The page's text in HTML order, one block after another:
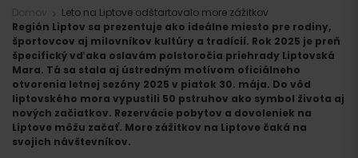
Leto na Liptove odštartovalo more zážitkov
Región Liptov sa prezentuje ako ideálne miesto pre rodiny,
športovcov aj milovníkov kultúry a tradícií. Rok 2025 je preň
špecifický vďaka oslavám polstoročia priehrady Liptovská
Mara. Tá sa stala aj ústredným motívom oficiálneho
otvorenia letnej sezóny 2025 v piatok 30. mája. Do vôd
liptovského mora vypustili 50 pstruhov ako symbol života aj
nových začiatkov. Rezervácie pobytov a dovoleniek na
Liptove môžu začať. More zážitkov na Liptove čaká na
svojich návštevníkov.